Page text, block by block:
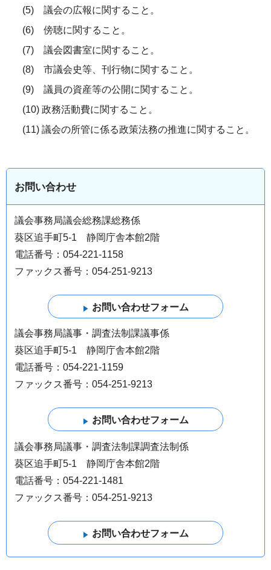
(5) 議会の広報に関すること。
(6) 傍聴に関すること。
(7) 議会図書室に関すること。
(8) 市議会史等、刊行物に関すること。
(9) 議員の資産等の公開に関すること。
(10) 政務活動費に関すること。
(11) 議会の所管に係る政策法務の推進に関すること。
お問い合わせ
議会事務局議会総務課総務係
葵区追手町5-1 静岡庁舎本館2階
電話番号：054-221-1158
ファックス番号：054-251-9213
議会事務局議事・調査法制課議事係
葵区追手町5-1 静岡庁舎本館2階
電話番号：054-221-1159
ファックス番号：054-251-9213
議会事務局議事・調査法制課調査法制係
葵区追手町5-1 静岡庁舎本館2階
電話番号：054-221-1481
ファックス番号：054-251-9213